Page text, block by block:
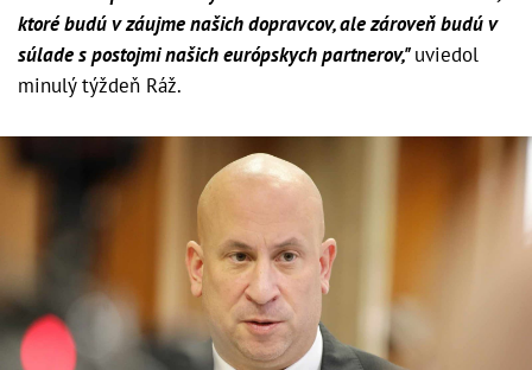
ktoré budú v záujme našich dopravcov, ale zároveň budú v
súlade s postojmi našich európskych partnerov,"uviedol
minulý týždeň Ráž.